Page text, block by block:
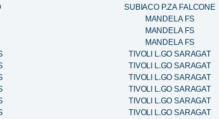
SUBIACO P.ZA FALCONE
MANDELA FS
MANDELA FS
MANDELA FS
TIVOLI L.GO SARAGAT
TIVOLI L.GO SARAGAT
TIVOLI L.GO SARAGAT
TIVOLI L.GO SARAGAT
TIVOLI L.GO SARAGAT
TIVOLI L.GO SARAGAT